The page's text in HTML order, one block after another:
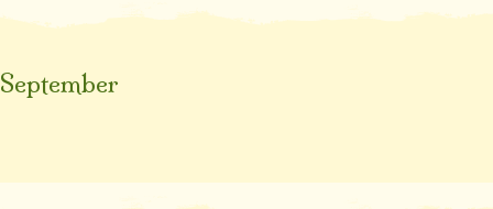
September